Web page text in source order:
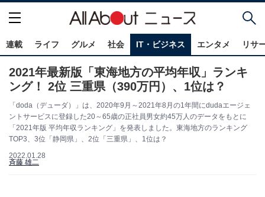
連載 ライフ グルメ 社会 IT・ビジネス エンタメ リサ
2021年最新版「東海地方の平均年収」ランキ
ング！ 2位 三重県（390万円）、1位は？
「doda（デューダ）」は、2020年9月～2021年8月の1年間にdudaエージェ
ントサービスに登録した20～65歳の正社員男女約45万人のデータをもとに
「2021年版 平均年収ランキング」を発表しました。東海地方のランキング
TOP3、3位「静岡県」、2位「三重県」、1位は？
2022.01.28
斉藤 雄二